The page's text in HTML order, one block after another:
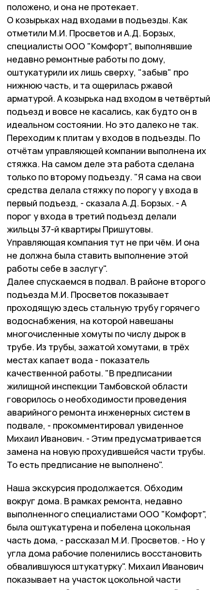
положено, и она не протекает.
О козырьках над входами в подъезды. Как
отметили М.И. Просветов и А.Д. Борзых,
специалисты ООО "Комфорт", выполнявшие
недавно ремонтные работы по дому,
оштукатурили их лишь сверху, "забыв" про
нижнюю часть, и та ощерилась ржавой
арматурой. А козырька над входом в четвёртый
подъезд и вовсе не касались, как будто он в
идеальном состоянии. Но это далеко не так.
Переходим к плитам у входов в подъезды. По
отчётам управляющей компании выполнена их
стяжка. На самом деле эта работа сделана
только по второму подъезду. "Я сама на свои
средства делала стяжку по порогу у входа в
первый подъезд, - сказала А.Д. Борзых. - А
порог у входа в третий подъезд делали
жильцы 37-й квартиры Пришутовы.
Управляющая компания тут не при чём. И она
не должна была ставить выполнение этой
работы себе в заслугу".
Далее спускаемся в подвал. В районе второго
подъезда М.И. Просветов показывает
проходящую здесь стальную трубу горячего
водоснабжения, на которой навешаны
многочисленные хомуты по числу дырок в
трубе. Из трубы, зажатой хомутами, в трёх
местах капает вода - показатель
качественной работы. "В предписании
жилищной инспекции Тамбовской области
говорилось о необходимости проведения
аварийного ремонта инженерных систем в
подвале, - прокомментировал увиденное
Михаил Иванович. - Этим предусматривается
замена на новую прохудившейся части трубы.
То есть предписание не выполнено".
Наша экскурсия продолжается. Обходим
вокруг дома. В рамках ремонта, недавно
выполненного специалистами ООО "Комфорт",
была оштукатурена и побелена цокольная
часть дома, - рассказал М.И. Просветов. - Но у
угла дома рабочие поленились восстановить
обвалившуюся штукатурку". Михаил Иванович
показывает на участок цокольной части